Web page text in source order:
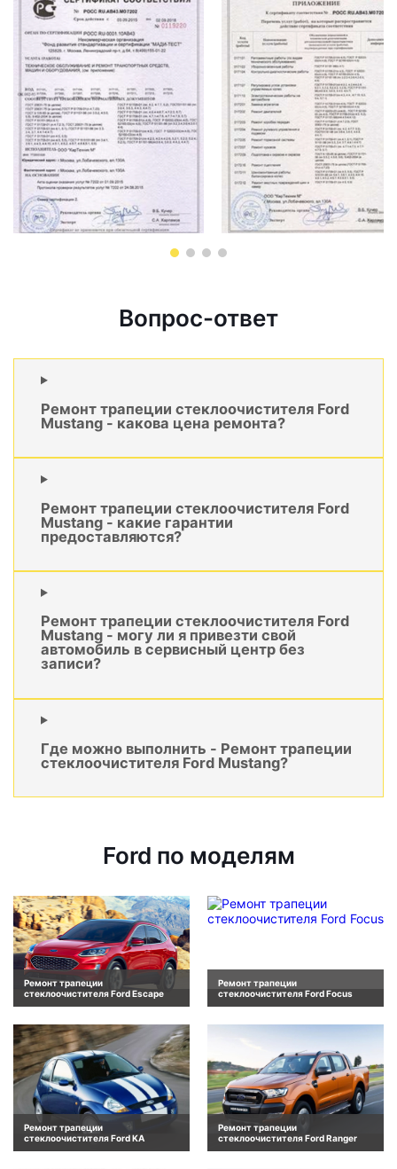
Вопрос-ответ
Ремонт трапеции стеклоочистителя Ford
Mustang - какова цена ремонта?
Ремонт трапеции стеклоочистителя Ford
Mustang - какие гарантии
предоставляются?
Ремонт трапеции стеклоочистителя Ford
Mustang - могу ли я привезти свой
автомобиль в сервисный центр без
записи?
Где можно выполнить - Ремонт трапеции
стеклоочистителя Ford Mustang?
Ford по моделям
Ремонт трапеции
стеклоочистителя Ford Escape
Ремонт трапеции
стеклоочистителя Ford Focus
Ремонт трапеции
стеклоочистителя Ford KA
Ремонт трапеции
стеклоочистителя Ford Ranger